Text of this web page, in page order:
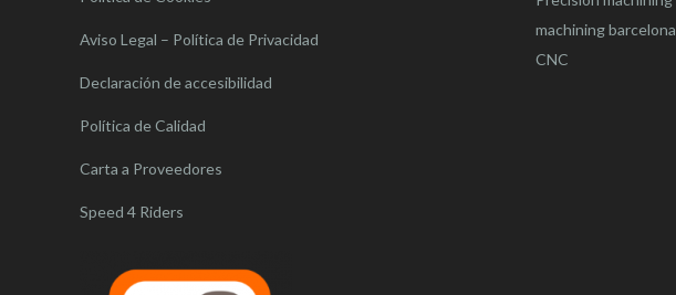
Aviso Legal – Política de Privacidad
Declaración de accesibilidad
Política de Calidad
Carta a Proveedores
Speed 4 Riders
machining barcelona
CNC